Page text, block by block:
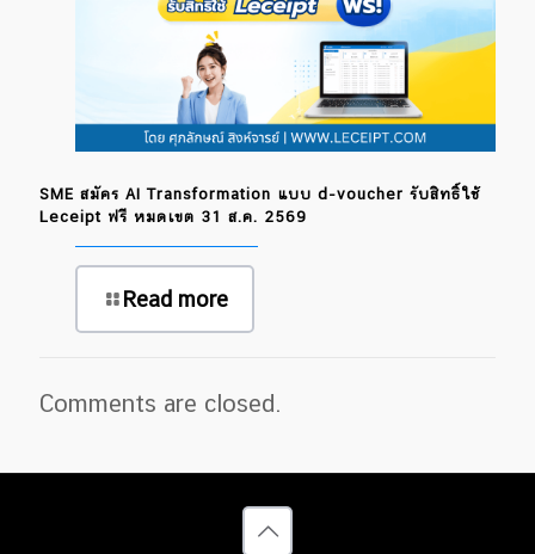
SME สมัคร AI Transformation แบบ d-voucher รับสิทธิ์ใช้
Leceipt ฟรี หมดเขต 31 ส.ค. 2569
Read more
Comments are closed.